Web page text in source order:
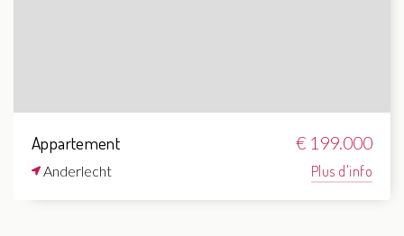
Appartement € 199.000
Anderlecht Plus d'info